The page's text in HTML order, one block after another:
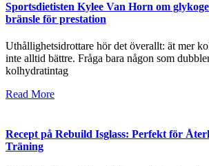
Sportsdietisten Kylee Van Horn om
bränsle för prestation
Uthållighetsidrottare hör det överallt: ät mer
inte alltid bättre. Fråga bara någon som
kolhydratintag
Read More
Recept på Rebuild Isglass: Perfekt för
Träning